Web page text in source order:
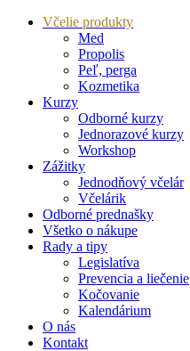
Včelie produkty
Med
Propolis
Peľ, perga
Kozmetika
Kurzy
Odborné kurzy
Jednorazové kurzy
Workshop
Zážitky
Jednodňový včelár
Včelárik
Odborné prednašky
Všetko o nákupe
Rady a tipy
Legislatíva
Prevencia a liečenie
Kočovanie
Kalendárium
O nás
Kontakt